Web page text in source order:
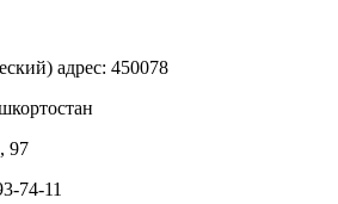
адрес: 450078
97
74-11